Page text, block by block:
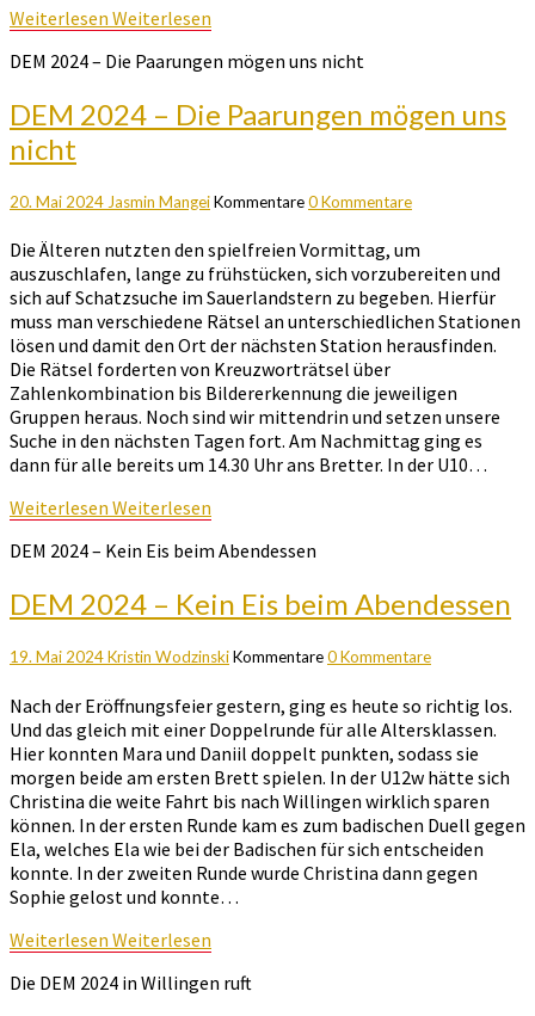
Weiterlesen Weiterlesen
DEM 2024 – Die Paarungen mögen uns nicht
DEM 2024 – Die Paarungen mögen uns
nicht
20. Mai 2024Jasmin MangeiKommentare0 Kommentare
Die Älteren nutzten den spielfreien Vormittag, um
auszuschlafen, lange zu frühstücken, sich vorzubereiten und
sich auf Schatzsuche im Sauerlandstern zu begeben. Hierfür
muss man verschiedene Rätsel an unterschiedlichen Stationen
lösen und damit den Ort der nächsten Station herausfinden.
Die Rätsel forderten von Kreuzworträtsel über
Zahlenkombination bis Bildererkennung die jeweiligen
Gruppen heraus. Noch sind wir mittendrin und setzen unsere
Suche in den nächsten Tagen fort. Am Nachmittag ging es
dann für alle bereits um 14.30 Uhr ans Bretter. In der U10…
Weiterlesen Weiterlesen
DEM 2024 – Kein Eis beim Abendessen
DEM 2024 – Kein Eis beim Abendessen
19. Mai 2024Kristin WodzinskiKommentare0 Kommentare
Nach der Eröffnungsfeier gestern, ging es heute so richtig los.
Und das gleich mit einer Doppelrunde für alle Altersklassen.
Hier konnten Mara und Daniil doppelt punkten, sodass sie
morgen beide am ersten Brett spielen. In der U12w hätte sich
Christina die weite Fahrt bis nach Willingen wirklich sparen
können. In der ersten Runde kam es zum badischen Duell gegen
Ela, welches Ela wie bei der Badischen für sich entscheiden
konnte. In der zweiten Runde wurde Christina dann gegen
Sophie gelost und konnte…
Weiterlesen Weiterlesen
Die DEM 2024 in Willingen ruft